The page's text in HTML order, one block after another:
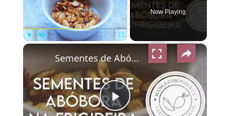
Now Playing
×
Play
Sementes de Abóbora na Frigideira